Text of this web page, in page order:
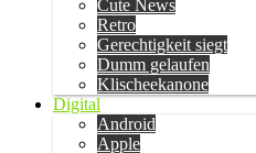
Cute News
Retro
Gerechtigkeit siegt
Dumm gelaufen
Klischeekanone
Digital
Android
Apple